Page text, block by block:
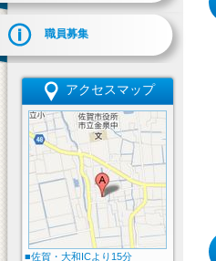
職員募集
アクセスマップ
■佐賀・大和ICより15分